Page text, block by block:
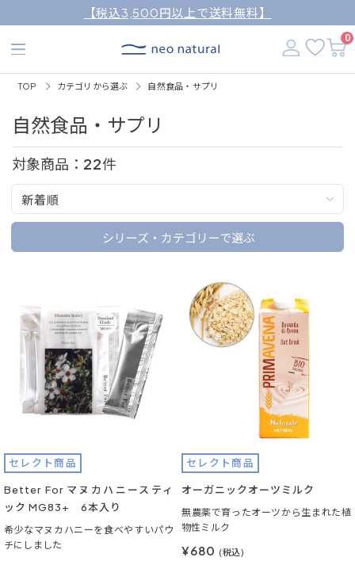
【税込3,500円以上で送料無料】
0
TOP カテゴリから選ぶ 自然食品・サプリ
自然食品・サプリ
対象商品： 22件
新着順
シリーズ・カテゴリーで選ぶ
セレクト商品
Better For マヌカハニースティ
ック MG83+ 6本入り
希少なマヌカハニーを食べやすいパウ
チにしました
セレクト商品
オーガニックオーツミルク
無農薬で育ったオーツから生まれた植
物性ミルク
¥680 (税込)